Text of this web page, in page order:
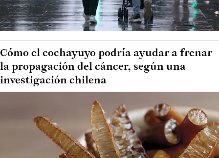
Cómo el cochayuyo podría ayudar a frenar
la propagación del cáncer, según una
investigación chilena